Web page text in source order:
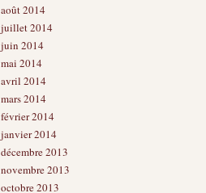
août 2014
juillet 2014
juin 2014
mai 2014
avril 2014
mars 2014
février 2014
janvier 2014
décembre 2013
novembre 2013
octobre 2013